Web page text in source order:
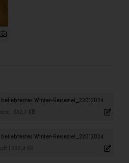
Winter-Reiseziel_22012024
| 632,7 KB
Winter-Reiseziel_22012024
332,4 KB